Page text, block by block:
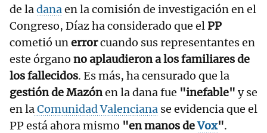
de ladanaen la comisión de investigación en el
Congreso, Díaz ha considerado que elPP
cometió unerrorcuando sus representantes en
este órgano no aplaudieron a los familiares de
los fallecidos. Es más, ha censurado que la
gestión de Mazónen la dana fue "inefable" y se
en laComunidad Valenciana se evidencia que el
PP está ahora mismo "en manos deVox".